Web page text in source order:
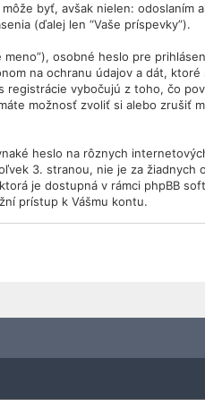
byť, avšak nielen: odoslaním
(ďalej len “Vaše príspevky”).
osobné heslo pre
na ochranu údajov a dát,
registrácie vybočujú z toho, čo
možnosť zvoliť si alebo zrušiť
heslo na rôznych
3. stranou, nie je za žiadnych
je dostupná v rámci phpBB
prístup k Vášmu kontu.